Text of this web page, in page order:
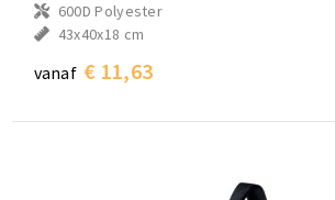
600D Polyester
43x40x18 cm
vanaf € 11,63